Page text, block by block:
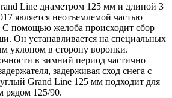
Line диаметром 125 мм и длиной 3
является неотъемлемой частью
С помощью желоба происходит сбор
Он устанавливается на специальных
уклоном в сторону воронки.
в зимний период частично
задерживая сход снега с
Grand Line 125 мм подходит для
рядом 125/90.